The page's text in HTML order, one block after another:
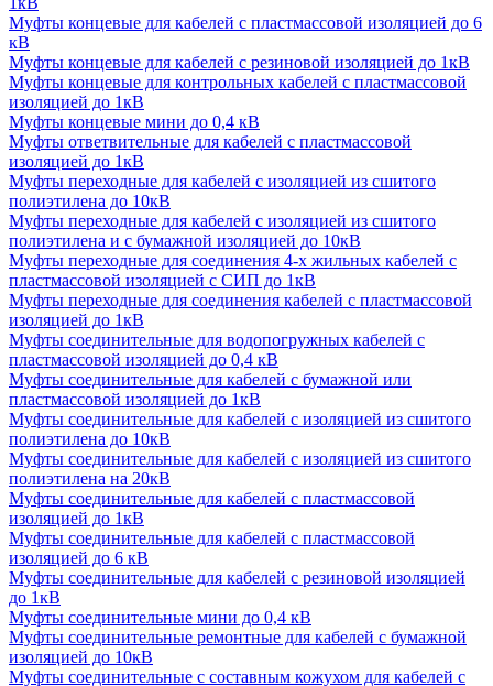
Муфты концевые для кабелей с пластмассовой изоляцией до 6
кВ
Муфты концевые для кабелей с резиновой изоляцией до 1кВ
Муфты концевые для контрольных кабелей с пластмассовой
изоляцией до 1кВ
Муфты концевые мини до 0,4 кВ
Муфты ответвительные для кабелей с пластмассовой
изоляцией до 1кВ
Муфты переходные для кабелей с изоляцией из сшитого
полиэтилена до 10кВ
Муфты переходные для кабелей с изоляцией из сшитого
полиэтилена и с бумажной изоляцией до 10кВ
Муфты переходные для соединения 4-х жильных кабелей с
пластмассовой изоляцией с СИП до 1кВ
Муфты переходные для соединения кабелей с пластмассовой
изоляцией до 1кВ
Муфты соединительные для водопогружных кабелей с
пластмассовой изоляцией до 0,4 кВ
Муфты соединительные для кабелей с бумажной или
пластмассовой изоляцией до 1кВ
Муфты соединительные для кабелей с изоляцией из сшитого
полиэтилена до 10кВ
Муфты соединительные для кабелей с изоляцией из сшитого
полиэтилена на 20кВ
Муфты соединительные для кабелей с пластмассовой
изоляцией до 1кВ
Муфты соединительные для кабелей с пластмассовой
изоляцией до 6 кВ
Муфты соединительные для кабелей с резиновой изоляцией
до 1кВ
Муфты соединительные мини до 0,4 кВ
Муфты соединительные ремонтные для кабелей с бумажной
изоляцией до 10кВ
Муфты соединительные с составным кожухом для кабелей с